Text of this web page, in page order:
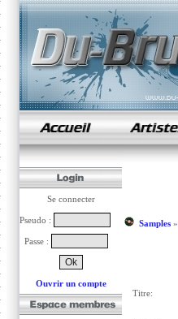
samples de rap
Se connecter
Pseudo :
Passe :
Ouvrir un compte
Samples»
Titre: